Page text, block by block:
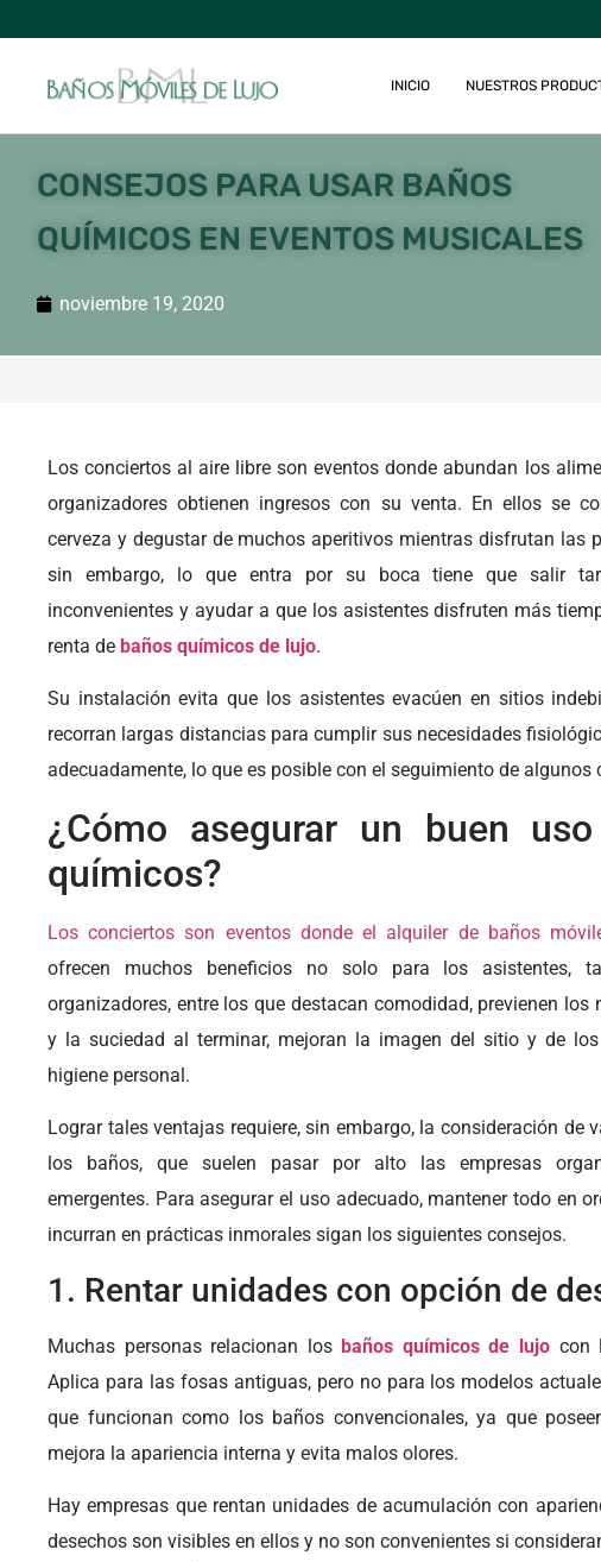
INICIO NUESTROS
CONSEJOS PARA USAR BAÑOS
QUÍMICOS EN EVENTOS MUSICALES
noviembre 19, 2020
Los conciertos al aire libre son eventos donde abundan los
organizadores obtienen ingresos con su venta. En ellos se
cerveza y degustar de muchos aperitivos mientras disfrutan las
sin embargo, lo que entra por su boca tiene que salir
inconvenientes y ayudar a que los asistentes disfruten más
renta de baños químicos de lujo.
Su instalación evita que los asistentes evacúen en sitios
recorran largas distancias para cumplir sus necesidades
adecuadamente, lo que es posible con el seguimiento de algunos
¿Cómo asegurar un buen
químicos?
Los conciertos son eventos donde el alquiler de baños
ofrecen muchos beneficios no solo para los asistentes,
organizadores, entre los que destacan comodidad, previenen los
y la suciedad al terminar, mejoran la imagen del sitio y de
higiene personal.
Lograr tales ventajas requiere, sin embargo, la consideración de
los baños, que suelen pasar por alto las empresas
emergentes. Para asegurar el uso adecuado, mantener todo en
incurran en prácticas inmorales sigan los siguientes consejos.
1. Rentar unidades con opción de
Muchas personas relacionan losbaños químicos de lujo con
Aplica para las fosas antiguas, pero no para los modelos
que funcionan como los baños convencionales, ya que
mejora la apariencia interna y evita malos olores.
Hay empresas que rentan unidades de acumulación con
desechos son visibles en ellos y no son convenientes si